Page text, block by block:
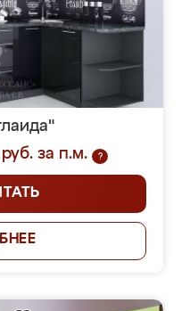
за п.м.
?